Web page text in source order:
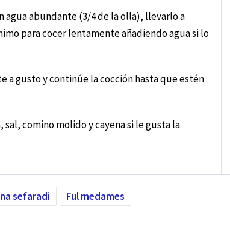
agua abundante (3/4 de la olla), llevarlo a
para cocer lentamente añadiendo agua si lo
a gusto y continúe la cocción hasta que estén
comino molido y cayena si le gusta la
sefaradi Ful medames